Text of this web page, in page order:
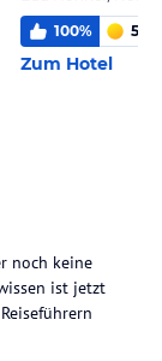
100% 5,9
Zum Hotel
noch keine
ist jetzt